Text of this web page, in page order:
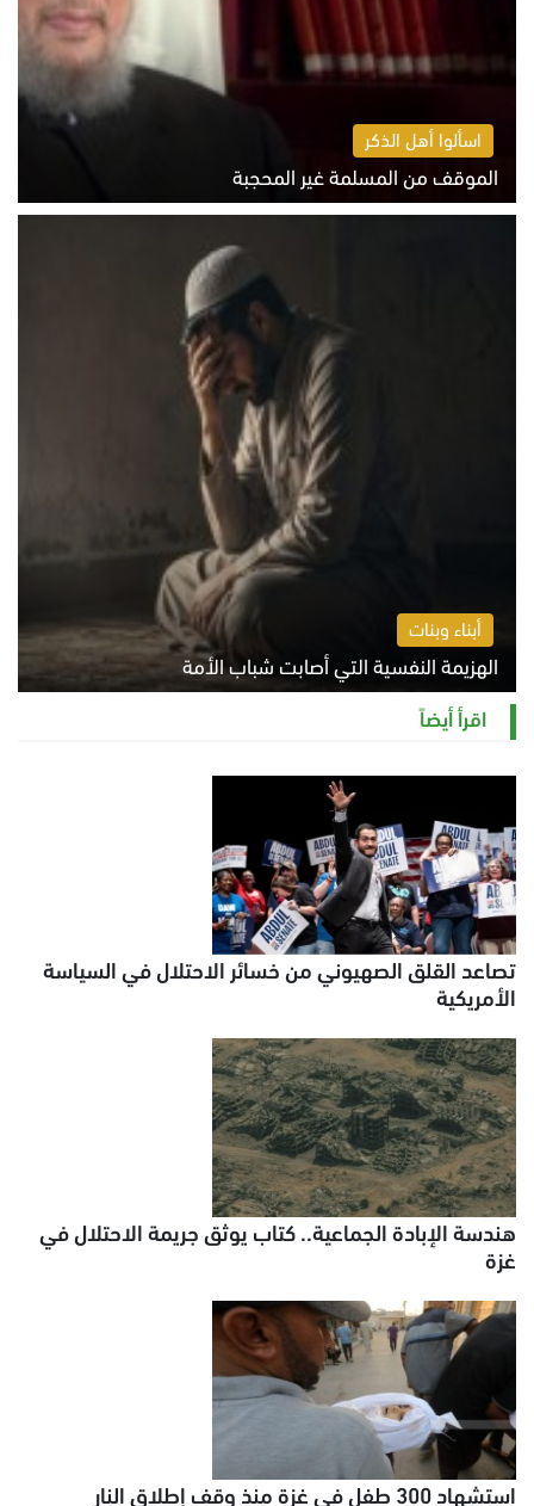
اسألوا أهل الذكر
الموقف من المسلمة غير المحجبة
الخميس 6 أغسطس 2026 10:45 ص
أبناء وبنات
الهزيمة النفسية التي أصابت شباب الأمة
الخميس 6 أغسطس 2026 11:12 ص
اقرأ أيضاً
تصاعد القلق الصهيوني من خسائر الاحتلال في السياسة
الأمريكية
هندسة الإبادة الجماعية.. كتاب يوثق جريمة الاحتلال في
غزة
استشهاد 300 طفل في غزة منذ وقف إطلاق النار